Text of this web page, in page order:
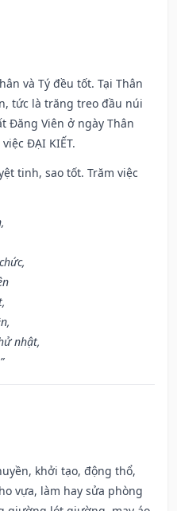
và Tý đều tốt. Tại Thân
tức là trăng treo đầu núi
Đăng Viên ở ngày Thân
ĐẠI KIẾT.
tinh, sao tốt. Trăm việc
nhật,
khởi tạo, động thổ,
vựa, làm hay sửa phòng